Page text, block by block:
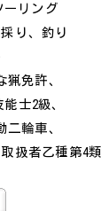
ーリング
り、釣り
猟免許、
士2級、
二輪車、
扱者乙種第4類